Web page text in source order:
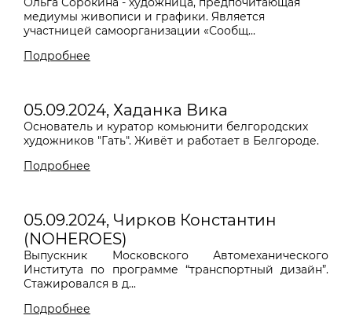
медиумы живописи и графики. Является
участницей самоорганизации «Сообщ...
Подробнее
05.09.2024, Хаданка Вика
Основатель и куратор комьюнити белгородских
художников "Гать". Живёт и работает в Белгороде.
Подробнее
05.09.2024, Чирков Константин
(NOHEROES)
Выпускник Московского Автомеханического
Института по программе “транспортный дизайн”.
Стажировался в д...
Подробнее